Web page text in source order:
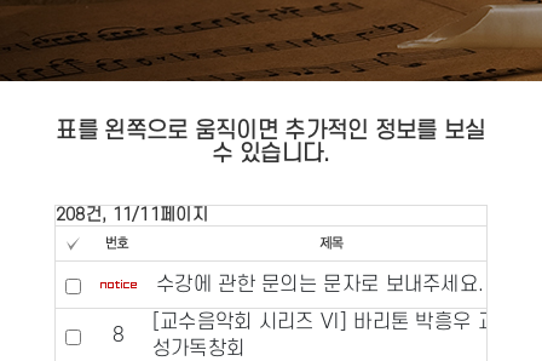
표를 왼쪽으로 움직이면 추가적인 정보를 보실
수 있습니다.
208건, 11/11페이지
수강에 관한 문의는 문자로 보내주세요.
8
[교수음악회 시리즈 VI] 바리톤 박흥우 교수
성가독창회